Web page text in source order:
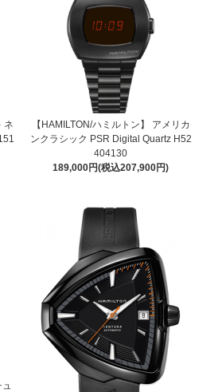
ネ
【HAMILTON/ハミルトン】 アメリカ
ンクラシック PSR Digital Quartz H52
404130
189,000円(税込207,900円)
ュ